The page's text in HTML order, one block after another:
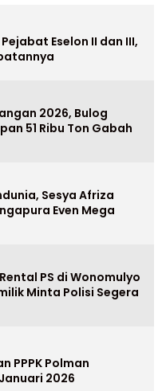
Eselon II dan III,
2026, Bulog
51 Ribu Ton Gabah
Sesya Afriza
Even Mega
PS di Wonomulyo
Minta Polisi Segera
PPPK Polman
2026